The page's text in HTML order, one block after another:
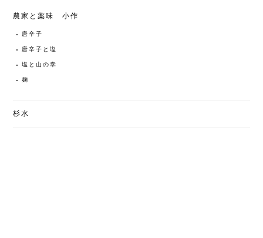
農家と薬味 小作
唐辛子
唐辛子と塩
塩と山の幸
麹
杉水